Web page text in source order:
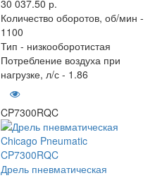
30 037.50 р.
Количество оборотов, об/мин -
1100
Тип - низкооборотистая
Потребление воздуха при
нагрузке, л/с - 1.86
CP7300RQC
Дрель пневматическая